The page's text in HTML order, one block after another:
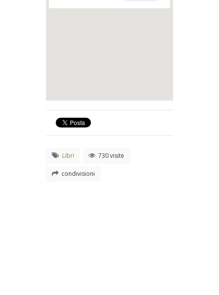
Libri 730 visite
condivisioni